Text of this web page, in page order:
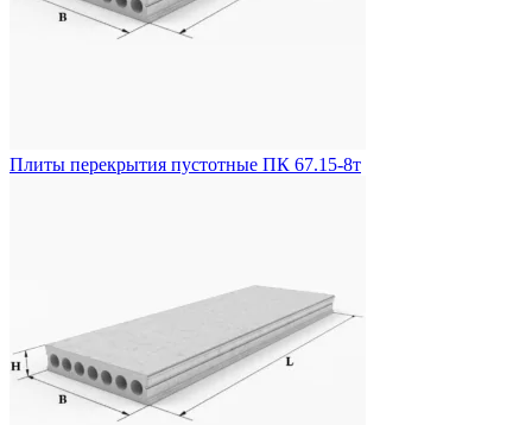
Плиты перекрытия пустотные ПК 67.15-8т